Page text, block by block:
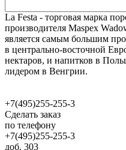
La Festa - торговая марка
производителя Maspex
является самым большим
в центрально-восточной
нектаров, и напитков в
лидером в Венгрии.
+7(495)255-255-3
Сделать заказ
по телефону
+7(495)255-255-3
доб. 303